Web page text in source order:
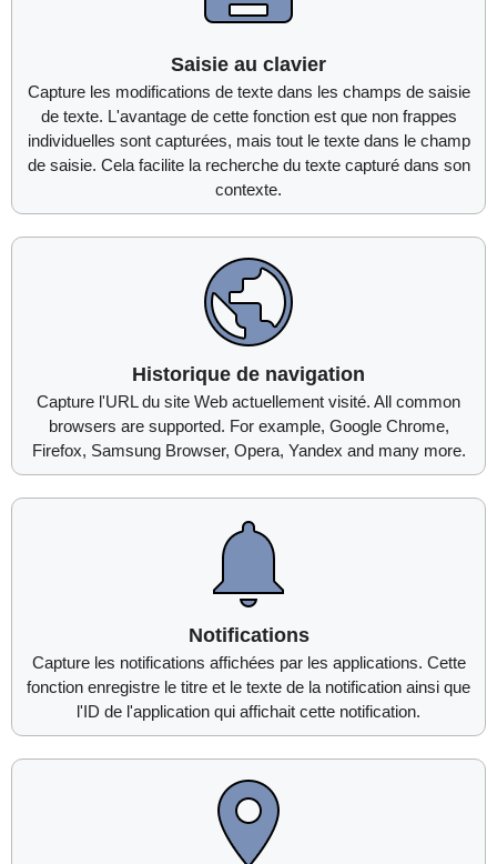
Saisie au clavier
Capture les modifications de texte dans les champs de saisie
de texte. L'avantage de cette fonction est que non frappes
individuelles sont capturées, mais tout le texte dans le champ
de saisie. Cela facilite la recherche du texte capturé dans son
contexte.
Historique de navigation
Capture l'URL du site Web actuellement visité. All common
browsers are supported. For example, Google Chrome,
Firefox, Samsung Browser, Opera, Yandex and many more.
Notifications
Capture les notifications affichées par les applications. Cette
fonction enregistre le titre et le texte de la notification ainsi que
l'ID de l'application qui affichait cette notification.